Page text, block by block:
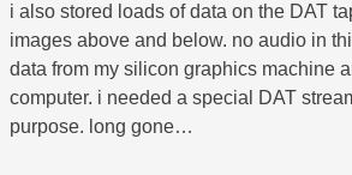
i also stored loads of data on the DAT
images above and below. no audio in
data from my silicon graphics machine
computer. i needed a special DAT
purpose. long gone…